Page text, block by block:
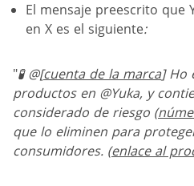
El mensaje preescrito que
en X es el siguiente:
"🧪 @[cuenta de la marca] Ho
productos en @Yuka, y
considerado de riesgo (
que lo eliminen para
consumidores. (enlace al